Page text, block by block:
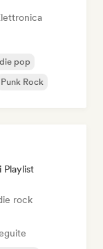
pop
Punk Rock
Playlist
rock